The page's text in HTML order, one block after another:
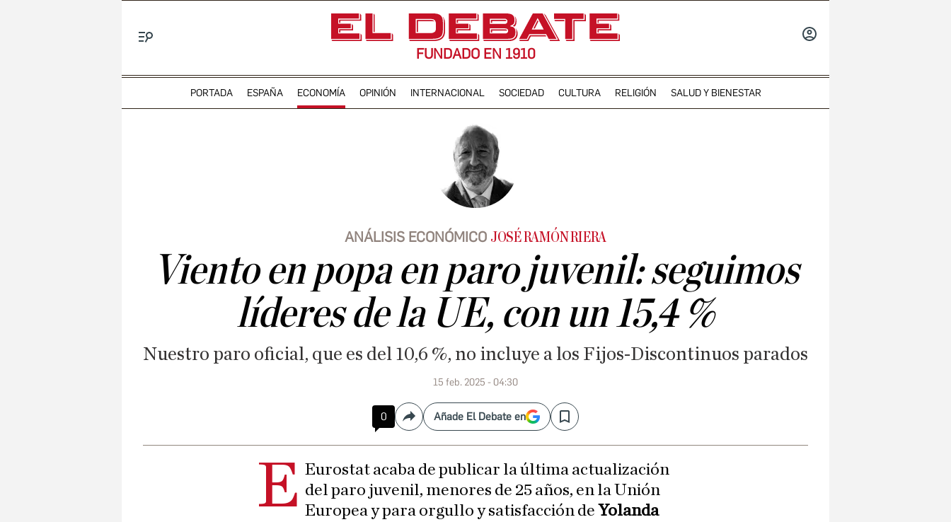
FUNDADO EN 1910
PORTADA ESPAÑA ECONOMÍA OPINIÓN INTERNACIONAL SOCIEDAD CULTURA RELIGIÓN SALUD Y BIENESTAR
ANÁLISIS ECONÓMICO JOSÉ RAMÓN RIERA
Viento en popa en paro juvenil: seguimos
líderes de la UE, con un 15,4 %
Nuestro paro oficial, que es del 10,6 %, no incluye a los Fijos-Discontinuos parados
15 feb. 2025 - 04:30
0 CompartirAñade El Debate en Save
E Eurostat acaba de publicar la última actualización
del paro juvenil, menores de 25 años, en la Unión
Europea y para orgullo y satisfacción deYolanda